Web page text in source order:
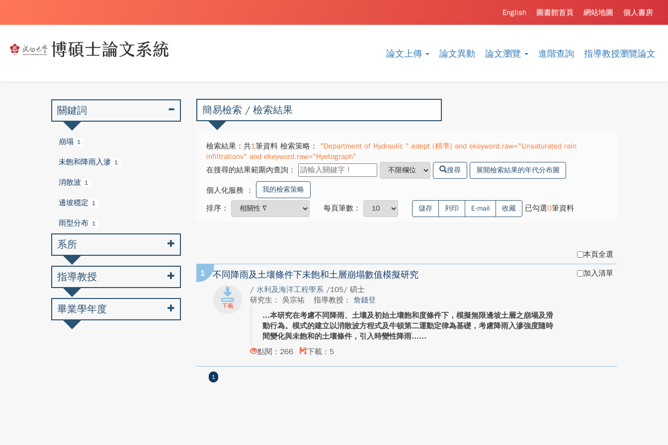
論文上傳 論文異動 論文瀏覽 進階查詢 指導教授瀏覽論文
個人書房
網站地圖
圖書館首頁
English
簡易檢索 / 檢索結果
檢索結果：共1筆資料 檢索策略：
"Department of Hydraulic ".edept (精準) and ekeyword.raw="Unsaturated rain
infiltrationv" and ekeyword.raw="Hyetograph"
在搜尋的結果範圍內查詢：
搜尋 展開檢索結果的年代分布圖
個人化服務 ： 我的檢索策略
排序： 每頁筆數： 儲存 列印 E-mail 收藏 已勾選0筆資料
本頁全選
1 不同降雨及土壤條件下未飽和土層崩塌數值模擬研究
/ 水利及海洋工程學系 /105/ 碩士
研究生： 吳宗祐
指導教授： 詹錢登
本研究在考慮不同降雨、土壤及初始土壤飽和度條件下，模擬無限邊坡土層之崩塌及滑
動行為。模式的建立以消散波方程式及牛頓第二運動定律為基礎，考慮降雨入滲強度隨時
間變化與未飽和的土壤條件，引入時變性降雨...
點閱：266
下載：5
加入清單
1
關鍵詞
崩塌 1
未飽和降雨入滲 1
消散波 1
邊坡穩定 1
雨型分布 1
系所
指導教授
畢業學年度